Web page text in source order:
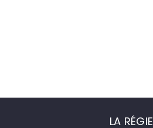
LA RÉGIE